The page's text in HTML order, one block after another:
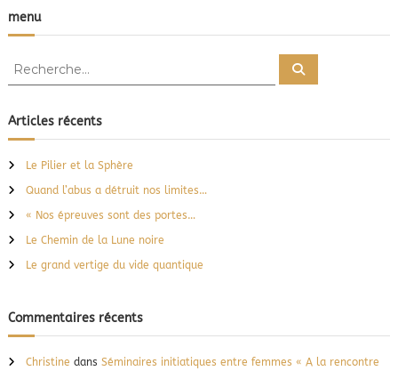
menu
h
e
c
h
e
:
R
c
Articles récents
Le Pilier et la Sphère
Quand l’abus a détruit nos limites…
« Nos épreuves sont des portes…
Le Chemin de la Lune noire
Le grand vertige du vide quantique
Commentaires récents
Christine dans Séminaires initiatiques entre femmes « A la rencontre